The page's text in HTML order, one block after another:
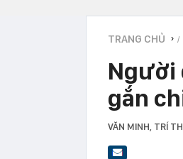
TRANG CHỦ ›
Người
gắn
VĂN MINH , TRÍ